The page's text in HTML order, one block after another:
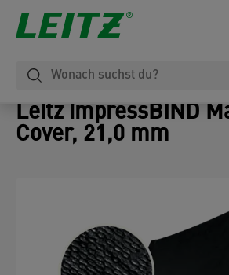
Leitz impressBIND
Cover, 21,0 mm